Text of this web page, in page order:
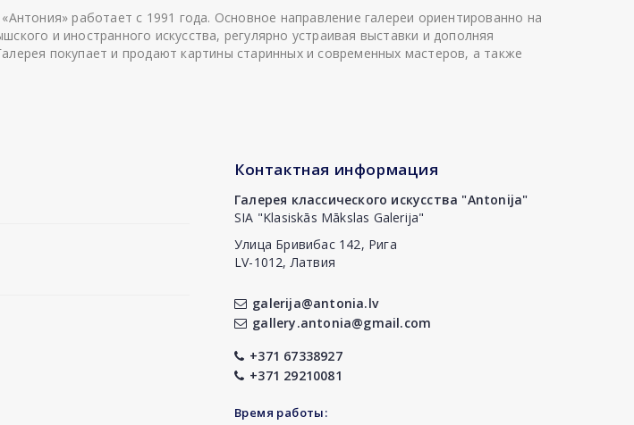
«Антония» работает с 1991 года. Основное направление галереи ориентированно на
и иностранного искусства, регулярно устраивая выставки и дополняя
покупает и продают картины старинных и современных мастеров, а также
Контактная информация
Галерея классического искусства "Antonija"
SIA "Klasiskās Mākslas Galerija"
Улица Бривибас 142, Рига
LV-1012, Латвия
galerija@antonia.lv
gallery.antonia@gmail.com
+371 67338927
+371 29210081
Время работы: